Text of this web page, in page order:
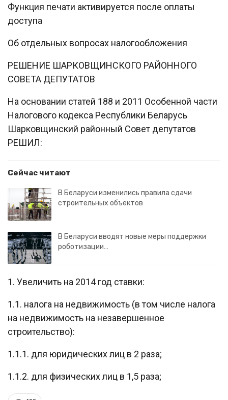
Функция печати активируется после оплаты
доступа
Об отдельных вопросах налогообложения
РЕШЕНИЕ ШАРКОВЩИНСКОГО РАЙОННОГО
СОВЕТА ДЕПУТАТОВ
На основании статей 188 и 2011 Особенной части
Налогового кодекса Республики Беларусь
Шарковщинский районный Совет депутатов
РЕШИЛ:
Сейчас читают
В Беларуси изменились правила сдачи
строительных объектов
В Беларуси вводят новые меры поддержки
роботизации…
1. Увеличить на 2014 год ставки:
1.1. налога на недвижимость (в том числе налога
на недвижимость на незавершенное
строительство):
1.1.1. для юридических лиц в 2 раза;
1.1.2. для физических лиц в 1,5 раза;